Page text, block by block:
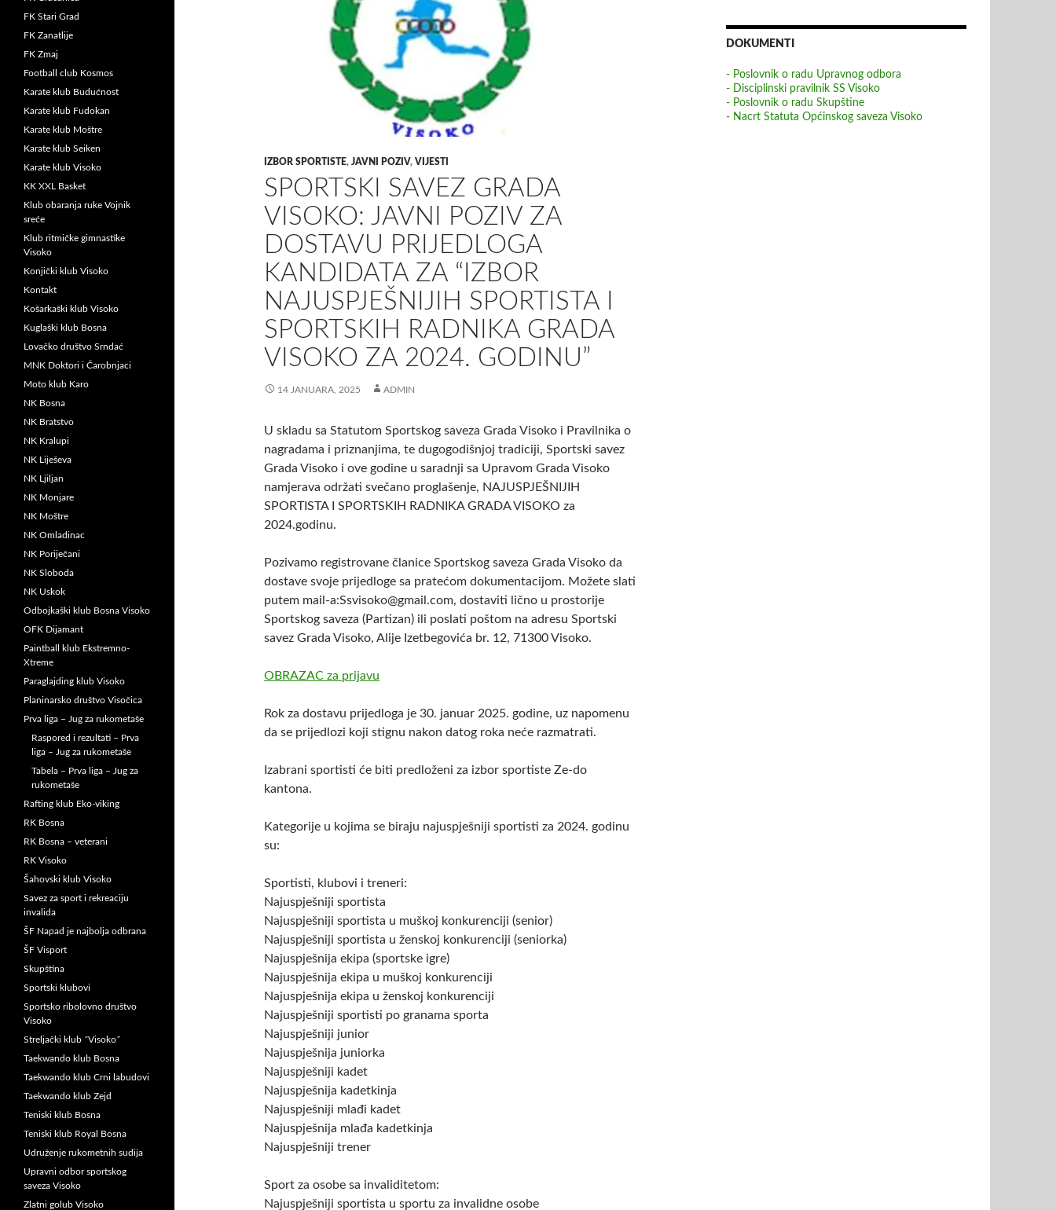
IZBOR SPORTISTE, JAVNI POZIV, VIJESTI
SPORTSKI SAVEZ GRADA
VISOKO: JAVNI POZIV ZA
DOSTAVU PRIJEDLOGA
KANDIDATA ZA “IZBOR
NAJUSPJEŠNIJIH SPORTISTA I
SPORTSKIH RADNIKA GRADA
VISOKO ZA 2024. GODINU”
14 JANUARA, 2025 ADMIN
U skladu sa Statutom Sportskog saveza Grada Visoko i Pravilnika o
nagradama i priznanjima, te dugogodišnjoj tradiciji, Sportski savez
Grada Visoko i ove godine u saradnji sa Upravom Grada Visoko
namjerava održati svečano proglašenje, NAJUSPJEŠNIJIH
SPORTISTA I SPORTSKIH RADNIKA GRADA VISOKO za
2024.godinu.
Pozivamo registrovane članice Sportskog saveza Grada Visoko da
dostave svoje prijedloge sa pratećom dokumentacijom. Možete slati
putem mail-a:Ssvisoko@gmail.com, dostaviti lično u prostorije
Sportskog saveza (Partizan) ili poslati poštom na adresu Sportski
savez Grada Visoko, Alije Izetbegovića br. 12, 71300 Visoko.
OBRAZAC za prijavu
Rok za dostavu prijedloga je 30. januar 2025. godine, uz napomenu
da se prijedlozi koji stignu nakon datog roka neće razmatrati.
Izabrani sportisti će biti predloženi za izbor sportiste Ze-do
kantona.
Kategorije u kojima se biraju najuspješniji sportisti za 2024. godinu
su:
Sportisti, klubovi i treneri:
Najuspješniji sportista
Najuspješniji sportista u muškoj konkurenciji (senior)
Najuspješniji sportista u ženskoj konkurenciji (seniorka)
Najuspješnija ekipa (sportske igre)
Najuspješnija ekipa u muškoj konkurenciji
Najuspješnija ekipa u ženskoj konkurenciji
Najuspješniji sportisti po granama sporta
Najuspješniji junior
Najuspješnija juniorka
Najuspješniji kadet
Najuspješnija kadetkinja
Najuspješniji mlađi kadet
Najuspješnija mlađa kadetkinja
Najuspješniji trener
Sport za osobe sa invaliditetom:
Najuspješniji sportista u sportu za invalidne osobe
DOKUMENTI
- Poslovnik o radu Upravnog odbora
- Disciplinski pravilnik SS Visoko
- Poslovnik o radu Skupštine
- Nacrt Statuta Općinskog saveza Visoko
FK Stari Grad
FK Zanatlije
FK Zmaj
Football club Kosmos
Karate klub Budućnost
Karate klub Fudokan
Karate klub Moštre
Karate klub Seiken
Karate klub Visoko
KK XXL Basket
Klub obaranja ruke Vojnik
sreće
Klub ritmičke gimnastike
Visoko
Konjički klub Visoko
Kontakt
Košarkaški klub Visoko
Kuglaški klub Bosna
Lovačko društvo Srndać
MNK Doktori i Čarobnjaci
Moto klub Karo
NK Bosna
NK Bratstvo
NK Kralupi
NK Liješeva
NK Ljiljan
NK Monjare
NK Moštre
NK Omladinac
NK Poriječani
NK Sloboda
NK Uskok
Odbojkaški klub Bosna Visoko
OFK Dijamant
Paintball klub Ekstremno-
Xtreme
Paraglajding klub Visoko
Planinarsko društvo Visočica
Prva liga – Jug za rukometaše
Raspored i rezultati – Prva
liga – Jug za rukometaše
Tabela – Prva liga – Jug za
rukometaše
Rafting klub Eko-viking
RK Bosna
RK Bosna – veterani
RK Visoko
Šahovski klub Visoko
Savez za sport i rekreaciju
invalida
ŠF Napad je najbolja odbrana
ŠF Visport
Skupština
Sportski klubovi
Sportsko ribolovno društvo
Visoko
Streljački klub ˝Visoko˝
Taekwando klub Bosna
Taekwando klub Crni labudovi
Taekwando klub Zejd
Teniski klub Bosna
Teniski klub Royal Bosna
Udruženje rukometnih sudija
Upravni odbor sportskog
saveza Visoko
Zlatni golub Visoko